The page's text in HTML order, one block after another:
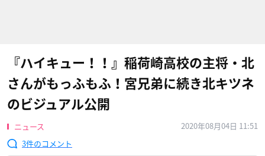
『ハイキュー！！』稲荷崎高校の主将・北
さんがもっふもふ！宮兄弟に続き北キツネ
のビジュアル公開
ニュース
2020年08月04日 11:51
3